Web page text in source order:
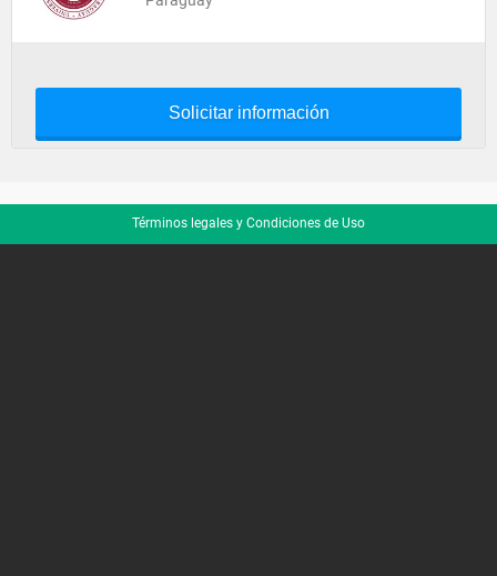
Solicitar información
Términos legales y Condiciones de Uso